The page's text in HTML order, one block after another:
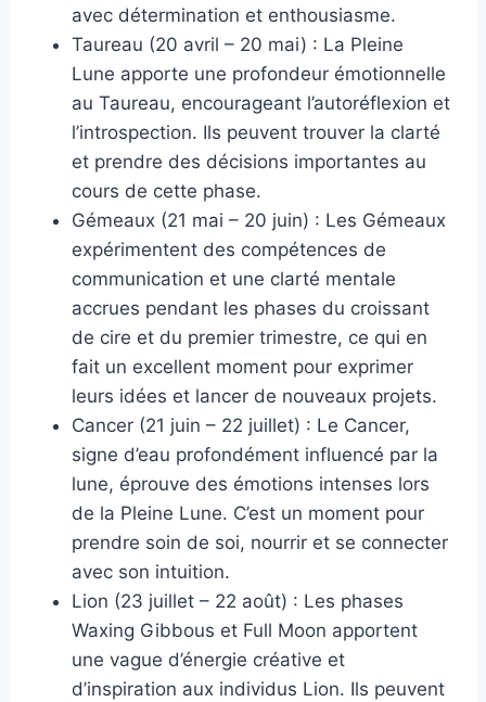
avec détermination et enthousiasme.
Taureau (20 avril – 20 mai) : La Pleine
Lune apporte une profondeur émotionnelle
au Taureau, encourageant l’autoréflexion et
l’introspection. Ils peuvent trouver la clarté
et prendre des décisions importantes au
cours de cette phase.
Gémeaux (21 mai – 20 juin) : Les Gémeaux
expérimentent des compétences de
communication et une clarté mentale
accrues pendant les phases du croissant
de cire et du premier trimestre, ce qui en
fait un excellent moment pour exprimer
leurs idées et lancer de nouveaux projets.
Cancer (21 juin – 22 juillet) : Le Cancer,
signe d’eau profondément influencé par la
lune, éprouve des émotions intenses lors
de la Pleine Lune. C’est un moment pour
prendre soin de soi, nourrir et se connecter
avec son intuition.
Lion (23 juillet – 22 août) : Les phases
Waxing Gibbous et Full Moon apportent
une vague d’énergie créative et
d’inspiration aux individus Lion. Ils peuvent